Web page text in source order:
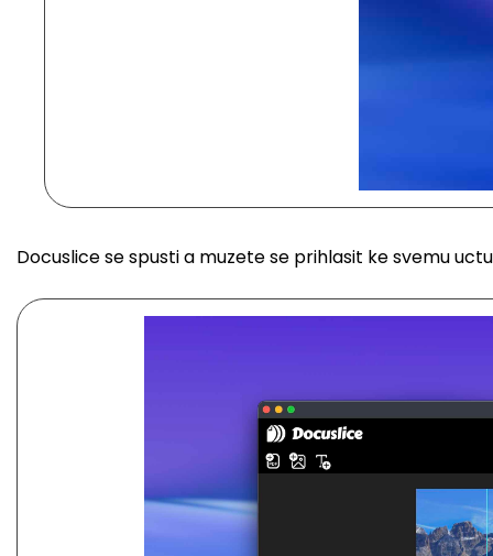
Docuslice se spusti a muzete se prihlasit ke svemu